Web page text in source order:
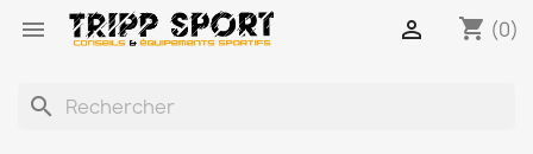
 shopping_cart (0)

search